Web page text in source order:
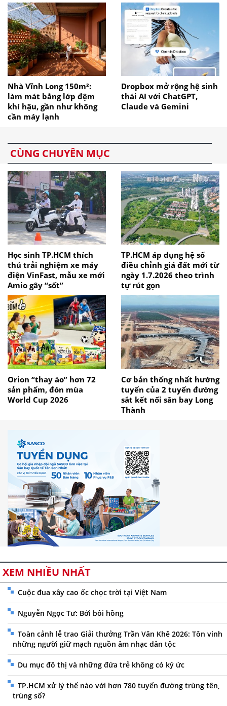
Nhà Vĩnh Long 150m²:
làm mát bằng lớp đệm
khí hậu, gần như không
cần máy lạnh
Dropbox mở rộng hệ sinh
thái AI với ChatGPT,
Claude và Gemini
CÙNG CHUYÊN MỤC
Học sinh TP.HCM thích
thú trải nghiệm xe máy
điện VinFast, mẫu xe mới
Amio gây “sốt”
TP.HCM áp dụng hệ số
điều chỉnh giá đất mới từ
ngày 1.7.2026 theo trình
tự rút gọn
Orion “thay áo” hơn 72
sản phẩm, đón mùa
World Cup 2026
Cơ bản thống nhất hướng
tuyến của 2 tuyến đường
sắt kết nối sân bay Long
Thành
XEM NHIỀU NHẤT
Cuộc đua xây cao ốc chọc trời tại Việt Nam
Nguyễn Ngọc Tư: Bởi bôi hồng
Toàn cảnh lễ trao Giải thưởng Trần Văn Khê 2026: Tôn vinh
những người giữ mạch nguồn âm nhạc dân tộc
Du mục đô thị và những đứa trẻ không có ký ức
TP.HCM xử lý thế nào với hơn 780 tuyến đường trùng tên,
trùng số?